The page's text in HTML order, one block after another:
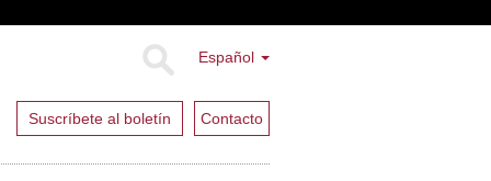
Español
Suscríbete al boletín Contacto